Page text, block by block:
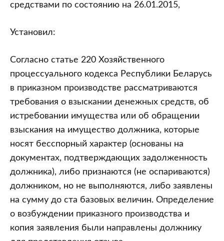
средствами по состоянию на 26.01.2015,
Установил:
Согласно статье 220 Хозяйственного
процессуального кодекса Республики Беларусь
в приказном производстве рассматриваются
требования о взыскании денежных средств, об
истребовании имущества или об обращении
взыскания на имущество должника, которые
носят бесспорный характер (основаны на
документах, подтверждающих задолженность
должника), либо признаются (не оспариваются)
должником, но не выполняются, либо заявлены
на сумму до ста базовых величин. Определение
о возбуждении приказного производства и
копия заявления были направлены должнику